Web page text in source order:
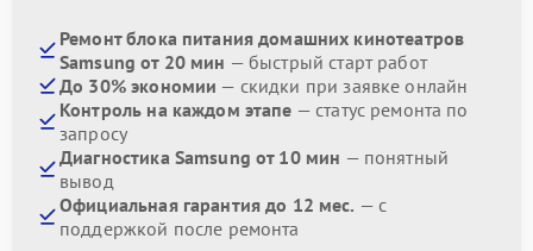
Ремонт блока питания домашних кинотеатров
Samsung от 20 мин — быстрый старт работ
До 30% экономии — скидки при заявке онлайн
Контроль на каждом этапе — статус ремонта по
запросу
Диагностика Samsung от 10 мин — понятный
вывод
Официальная гарантия до 12 мес. — с
поддержкой после ремонта